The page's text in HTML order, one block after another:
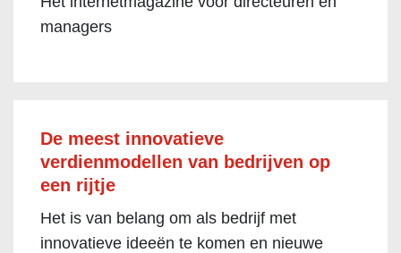
managers
De meest innovatieve
verdienmodellen van bedrijven op
een rijtje
Het is van belang om als bedrijf met
innovatieve ideeën te komen en nieuwe